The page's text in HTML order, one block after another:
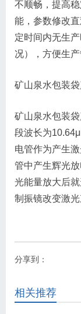
不顺畅，提高
能，参数修改
定时间内无生
况），方便生产
矿山泉水包装
矿山泉水包装
段波长为
电管作为产生
管中产生辉光
光能量放大后
制振镜改变激光
分享到：
相关推荐